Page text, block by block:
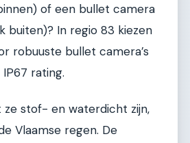
of een bullet camera
buiten)? In regio 83 kiezen
robuuste bullet camera’s
rating.
stof- en waterdicht zijn,
Vlaamse regen. De